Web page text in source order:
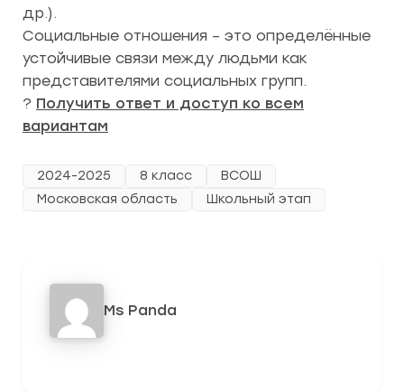
др.).
Социальные отношения – это определённые
устойчивые связи между людьми как
представителями социальных групп.
? Получить ответ и доступ ко всем
вариантам
2024-2025 8 класс
ВСОШ
Московская область
Школьный этап
Ms Panda